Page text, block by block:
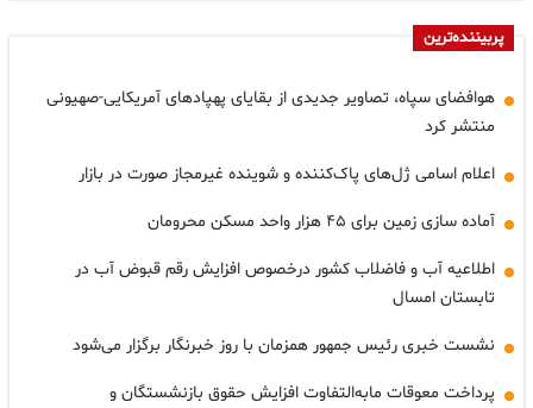
پربیننده‌ترین
هوافضای سپاه، تصاویر جدیدی از بقایای پهپادهای آمریکایی-صهیونی
منتشر کرد
اعلام اسامی ژل‌های پاک‌کننده و شوینده غیرمجاز صورت در بازار
آماده سازی زمین برای ۴۵ هزار واحد مسکن محرومان
اطلاعیه آب و فاضلاب کشور درخصوص افزایش رقم قبوض آب در
تابستان امسال
نشست خبری رئیس جمهور همزمان با روز خبرنگار برگزار می‌شود
پرداخت معوقات مابه‌التفاوت افزایش حقوق بازنشستگان و